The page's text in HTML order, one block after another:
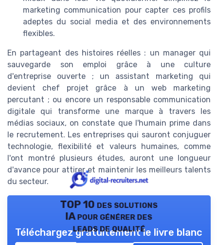
marketing communication pour capter ces profils
adeptes du social media et des environnements
flexibles.
En partageant des histoires réelles : un manager qui
sauvegarde son emploi grâce à une culture
d'entreprise ouverte ; un assistant marketing qui
devient chef projet grâce à un web marketing
percutant ; ou encore un responsable communication
digitale qui transforme une marque à travers les
médias sociaux, on constate que l'humain prime dans
le recrutement. Les entreprises qui sauront conjuguer
technologie, flexibilité et valeurs humaines, comme
l'ont montré plusieurs études, auront une longueur
d'avance pour attirer et maintenir les meilleurs talents
du secteur.
TOP 10 des solutions
IA pour générer des
leads de qualité
Téléchargez gratuitement le livre blanc